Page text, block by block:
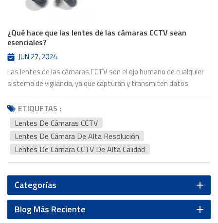
¿Qué hace que las lentes de las cámaras CCTV sean
esenciales?
JUN 27, 2024
Las lentes de las cámaras CCTV son el ojo humano de cualquier
sistema de vigilancia, ya que capturan y transmiten datos
visuales para garantizar la seguridad. La calidad de estas lentes
influye directamente en la eficacia de todo el sistema. Una lente
de alta calidad puede marcar la diferencia entre imágenes nítidas
y utilizables e imágenes granuladas e indescifrables. Claridad y
calidad de imagenLa razón principal por la que las lentes de las
cámaras CCTV son indispensables es su impacto en la claridad y
la calidad de la imagen. Lentes de cámara de alta resolución Al
igual que la YT-7060P-H1, con su gran apertura de 13 mm F1.6,
están diseñadas para capturar imágenes nítidas y detalladas
incluso en condiciones difíciles.lentecondiciones de
envejecimiento. A lenteLas cámaras con gran apertura permiten
ETIQUETAS :
Lentes De Cámaras CCTV
Lentes De Cámara De Alta Resolución
Lentes De Cámara CCTV De Alta Calidad
Categorías
Blog Más Reciente